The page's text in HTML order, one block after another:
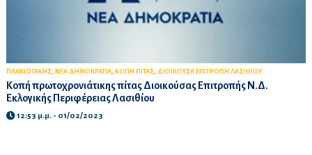
ΠΛΑΚΙΩΤΑΚΗΣ, ΝΕΑ ΔΗΜΟΚΡΑΤΙΑ, ΚΟΠΗ ΠΙΤΑΣ, ΔΙΟΙΚΟΥΣΑ ΕΠΙΤΡΟΠΗ ΛΑΣΙΘΙΟΥ
Κοπή πρωτοχρονιάτικης πίτας Διοικούσας Επιτροπής Ν.Δ.
Εκλογικής Περιφέρειας Λασιθίου
12:53 μ.μ. - 01/02/2023